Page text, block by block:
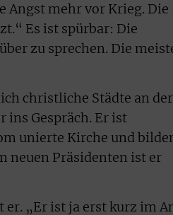
Angst mehr vor Krieg. Die
Es ist spürbar: Die
zu sprechen. Die
christliche Städte an der
Gespräch. Er ist
unierte Kirche und
neuen Präsidenten ist er
„Er ist ja erst kurz im